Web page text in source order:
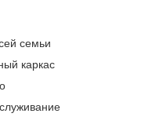
семьи
каркас